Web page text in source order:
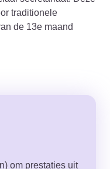
traditionele
de 13e maand
om prestaties uit